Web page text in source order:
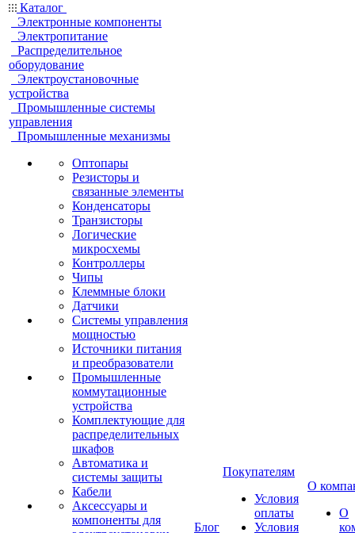
Каталог
Электронные компоненты
Электропитание
Распределительное
оборудование
Электроустановочные
устройства
Промышленные системы
управления
Промышленные механизмы
Оптопары
Резисторы и
связанные элементы
Конденсаторы
Транзисторы
Логические
микросхемы
Контроллеры
Чипы
Клеммные блоки
Датчики
Системы управления
мощностью
Источники питания
и преобразователи
Промышленные
коммутационные
устройства
Комплектующие для
распределительных
шкафов
Автоматика и
системы защиты
Кабели
Аксессуары и
компоненты для
Блог
Покупателям
Условия
оплаты
Условия
О
О